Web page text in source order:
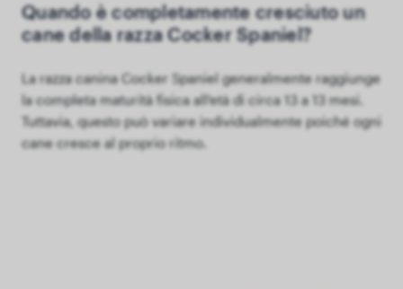
Quando è completamente cresciuto un
cane della razza Cocker Spaniel?
La razza canina Cocker Spaniel generalmente raggiunge
la completa maturità fisica all'età di circa 13 a 13 mesi.
Tuttavia, questo può variare individualmente poiché ogni
cane cresce al proprio ritmo.